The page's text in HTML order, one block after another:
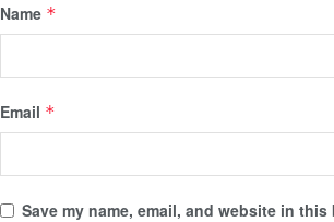
Name *
Email *
Save my name, email, and website in